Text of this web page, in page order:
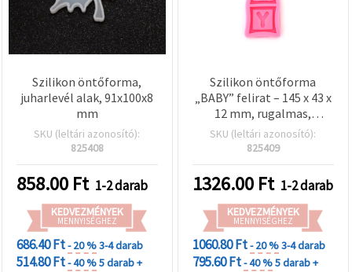
Szilikon öntőforma,
juharlevél alak, 91x100x8
mm
SKU (leltári azonosító):
825408
858.00 Ft 1-2 darab
KEDVEZMÉNYEK
MENNYISÉGHEZ
686.40 Ft- 20 %3-4 darab
514.80 Ft- 40 %5 darab +
Szilikon öntőforma
„BABY” felirat – 145 x 43 x
12 mm, rugalmas,
újrahasználható
betűforma DIY kézműves
projektekhez: epoxi
gyantához,
szappanöntéshez,
polimer gyurmához,
gyertyaöntéshez,
babaváró dekorációhoz
SKU (leltári azonosító):
825409
1326.00 Ft 1-2 darab
KEDVEZMÉNYEK
MENNYISÉGHEZ
1060.80 Ft- 20 %3-4 darab
795.60 Ft- 40 %5 darab +